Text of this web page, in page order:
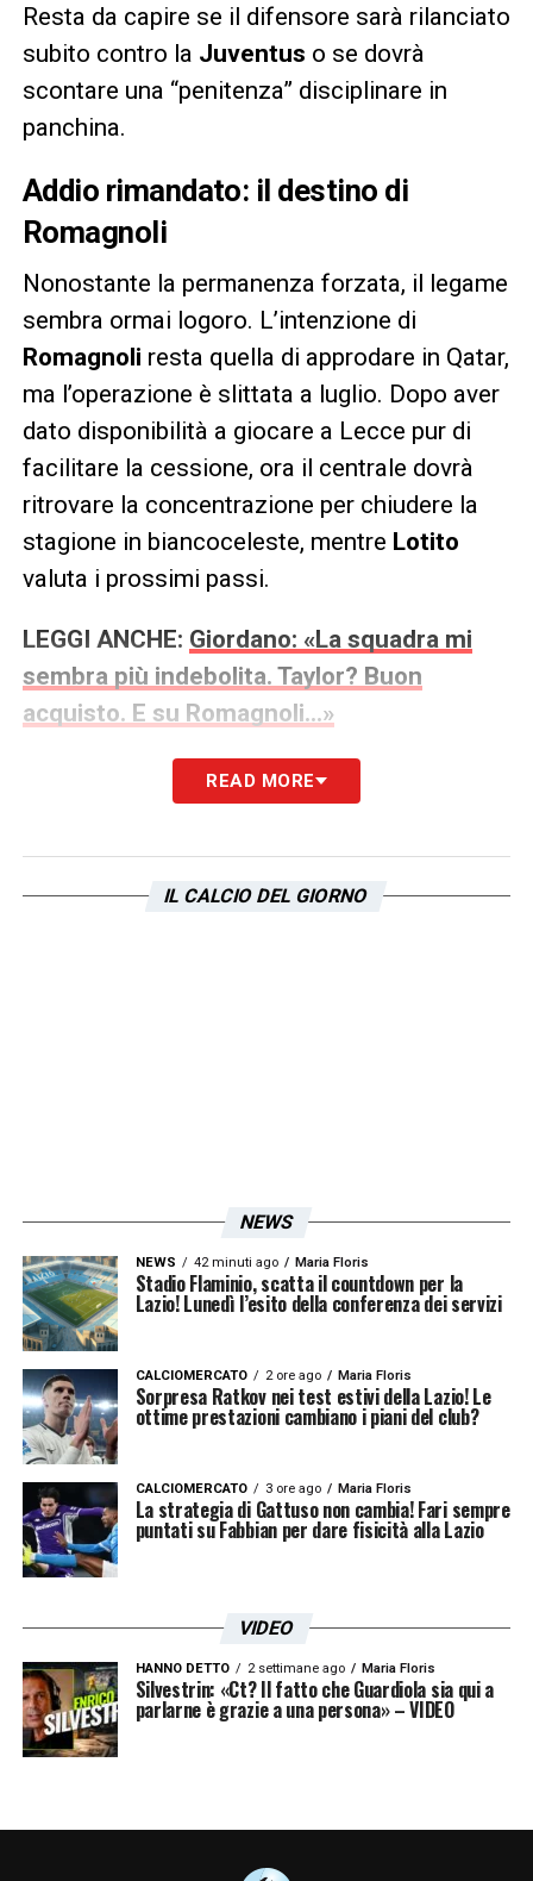
Resta da capire se il difensore sarà rilanciato
subito contro la Juventus o se dovrà
scontare una “penitenza” disciplinare in
panchina.
Addio rimandato: il destino di
Romagnoli
Nonostante la permanenza forzata, il legame
sembra ormai logoro. L’intenzione di
Romagnoli resta quella di approdare in Qatar,
ma l’operazione è slittata a luglio. Dopo aver
dato disponibilità a giocare a Lecce pur di
facilitare la cessione, ora il centrale dovrà
ritrovare la concentrazione per chiudere la
stagione in biancoceleste, mentre Lotito
valuta i prossimi passi.
LEGGI ANCHE: Giordano: «La squadra mi
sembra più indebolita. Taylor? Buon
acquisto. E su Romagnoli…»
LA PLAYLIST DELLE NOSTRE TOP NEWS
READ MORE
IL CALCIO DEL GIORNO
NEWS
NEWS 42 minuti ago Maria Floris
Stadio Flaminio, scatta il countdown per la
Lazio! Lunedì l’esito della conferenza dei servizi
CALCIOMERCATO 2 ore ago Maria Floris
Sorpresa Ratkov nei test estivi della Lazio! Le
ottime prestazioni cambiano i piani del club?
CALCIOMERCATO 3 ore ago Maria Floris
La strategia di Gattuso non cambia! Fari sempre
puntati su Fabbian per dare fisicità alla Lazio
VIDEO
HANNO DETTO 2 settimane ago Maria Floris
Silvestrin: «Ct? Il fatto che Guardiola sia qui a
parlarne è grazie a una persona» – VIDEO